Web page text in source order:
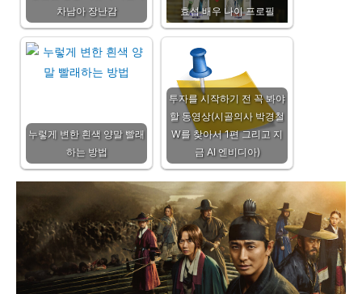
차남아 장난감
효섭 배우 나이 프로필
누렇게 변한 흰색 양말 빨래
하는 방법
투자를 시작하기 전 꼭 봐야
할 동영상(시골의사 박경철
W를 찾아서 1편 그리고 지
금 AI 엔비디아)